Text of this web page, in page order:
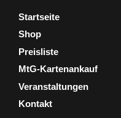
Startseite
Shop
Preisliste
MtG-Kartenankauf
Veranstaltungen
Kontakt